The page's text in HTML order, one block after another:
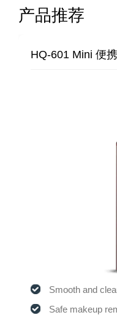
产品推荐
HQ-601 Mini 便
Smooth and
Safe makeup